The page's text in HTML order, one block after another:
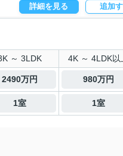
詳細を見る 追加
～ 3LDK 4K ～ 4LDK以
2490万円 980万円
1室 1室